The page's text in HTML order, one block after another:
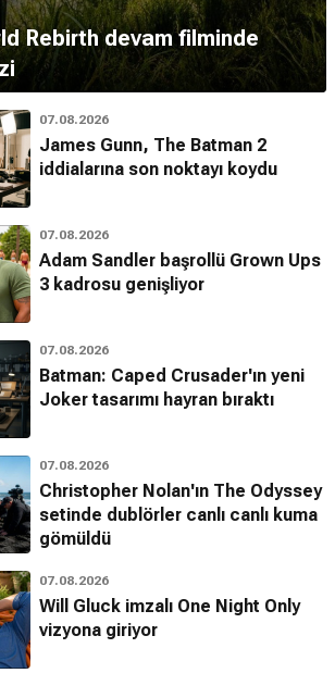
Rebirth devam filminde
07.08.2026
James Gunn, The Batman 2
iddialarına son noktayı koydu
07.08.2026
Adam Sandler başrollü Grown Ups
3 kadrosu genişliyor
07.08.2026
Batman: Caped Crusader'ın yeni
Joker tasarımı hayran bıraktı
07.08.2026
Christopher Nolan'ın The Odyssey
setinde dublörler canlı canlı kuma
gömüldü
07.08.2026
Will Gluck imzalı One Night Only
vizyona giriyor